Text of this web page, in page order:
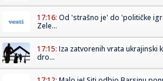
17:16: Od 'strašno je' do 'političke
Zele...
17:15: Iza zatvorenih vrata ukrajinski
dro...